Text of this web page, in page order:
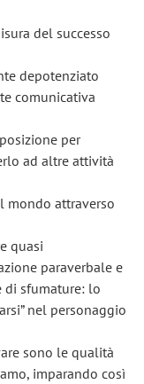
del successo
depotenziato
comunicativa
per
ad altre attività
mondo attraverso
quasi
paraverbale e
di sfumature: lo
nel personaggio
sono le qualità
imparando così